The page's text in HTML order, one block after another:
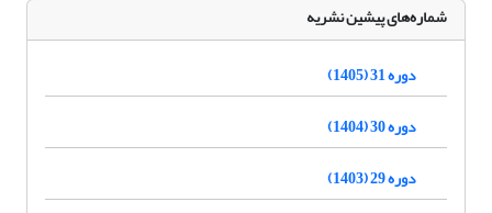
شماره‌های پیشین نشریه
دوره 31 (1405)
دوره 30 (1404)
دوره 29 (1403)